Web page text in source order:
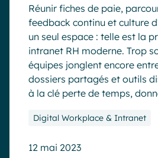
Réunir fiches de paie,
feedback continu et culture
un seul espace : telle est la
intranet RH moderne. Trop
équipes jonglent encore
dossiers partagés et outils
à la clé perte de temps,
Digital Workplace & Intranet
12 mai 2023